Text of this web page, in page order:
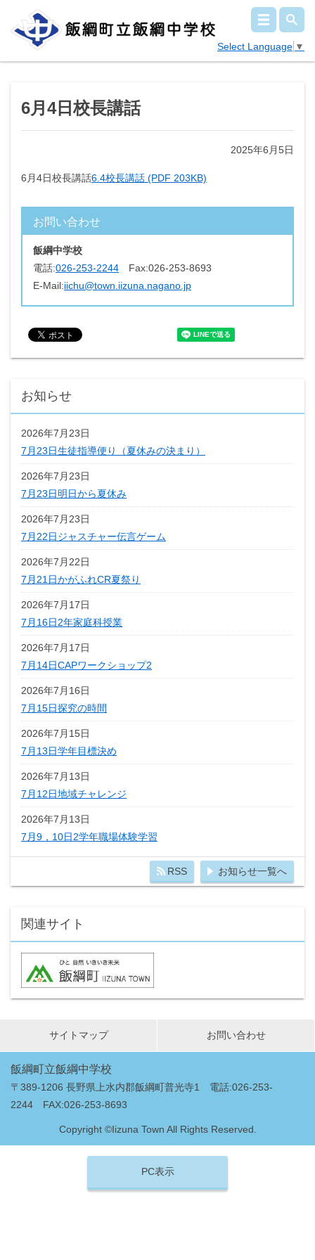
Select Language ▼
6月4日校長講話
2025年6月5日
6月4日校長講話6.4校長講話 (PDF 203KB)
お問い合わせ
飯綱中学校
電話:026-253-2244 Fax:026-253-8693
E-Mail:iichu@town.iizuna.nagano.jp
お知らせ
2026年7月23日
7月23日生徒指導便り（夏休みの決まり）
2026年7月23日
7月23日明日から夏休み
2026年7月23日
7月22日ジャスチャー伝言ゲーム
2026年7月22日
7月21日かがふれCR夏祭り
2026年7月17日
7月16日2年家庭科授業
2026年7月17日
7月14日CAPワークショップ2
2026年7月16日
7月15日探究の時間
2026年7月15日
7月13日学年目標決め
2026年7月13日
7月12日地域チャレンジ
2026年7月13日
7月9，10日2学年職場体験学習
RSS お知らせ一覧へ
関連サイト
サイトマップ お問い合わせ
飯綱町立飯綱中学校
〒389-1206 長野県上水内郡飯綱町普光寺1 電話:026-253-
2244 FAX:026-253-8693
Copyright ©Iizuna Town All Rights Reserved.
PC表示